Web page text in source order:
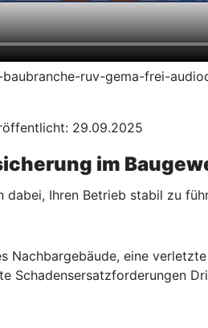
ruv-gema-frei-
29.09.2025
im
dabei, Ihren Betrieb stabil zu
Nachbargebäude, eine
Schadensersatzforderungen